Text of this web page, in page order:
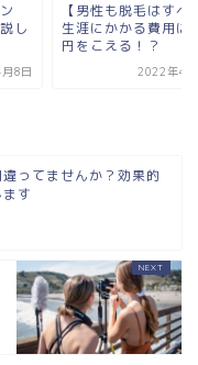
し
8日
【男性も脱毛はすべ
生涯にかかる費用は
円をこえる！？
2022年4
ってませんか？効果的
す